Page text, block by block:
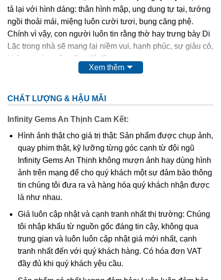
tả lại với hình dáng: thân hình mập, ung dung tự tại, tướng
ngồi thoải mái, miệng luôn cười tươi, bụng căng phệ.
Chính vì vậy, con người luôn tin rằng thờ hay trưng bày Di
Lặc trong nhà sẽ mang lại niềm vui, hạnh phúc, sự giàu có,
khỏe mạnh, cuộc sống đủ đầy.
nghệ nhân điêu khắc nên Ngài cũng quý và sang không
kém như: các loại gỗ quý, đá quý,…
công ty, nơi công cộng thì hình ảnh Ngài cũng được điêu
khắc tinh xảo trên nền mặt dây chuyền. Điều này giúp
chúng ta có thể mang Phật bên mình mọi lúc mọi nơi để
phù hộ độ trì,…Và mặt dây chuyềnPhật Di Lặccũng được
nhiều tín đồ kể cả tín ngưỡng Phật hay không tín ngưỡng
đều ưa chuộng.
Xem thêm
CHẤT LƯỢNG & HẬU MÃI
Infinity Gems An Thịnh Cam Kết:
Hình ảnh thật cho giá trị thật: Sản phẩm được chụp ảnh,
quay phim thật, kỹ lưỡng từng góc cạnh từ đội ngũ
Infinity Gems An Thịnh không mượn ảnh hay dùng hình
ảnh trên mạng để cho quý khách một sự đảm bảo thông
tin chúng tôi đưa ra và hàng hóa quý khách nhận được
là như nhau.
Giá luôn cập nhật và cạnh tranh nhất thị trường: Chúng
tôi nhập khẩu từ nguồn gốc đáng tin cậy, không qua
trung gian và luôn luôn cập nhật giá mới nhất, cạnh
tranh nhất đến với quý khách hàng. Có hóa đơn VAT
đầy đủ khi quý khách yêu cầu.